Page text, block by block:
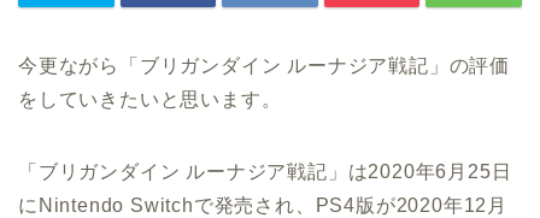
今更ながら「ブリガンダイン ルーナジア戦記」の評価
をしていきたいと思います。
「ブリガンダイン ルーナジア戦記」は2020年6月25日
にNintendo Switchで発売され、PS4版が2020年12月